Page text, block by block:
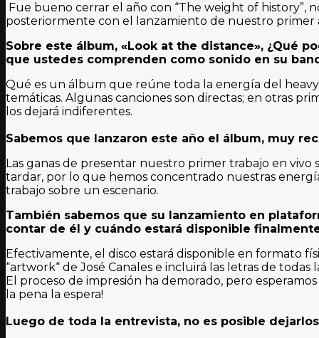
Fue bueno cerrar el año con “The weight of
posteriormente con el lanzamiento de nuestro
Sobre este álbum, «Look at the distance», ¿Qué
que ustedes comprenden como sonido en su
Qué es un álbum que reúne toda la energía del
temáticas. Algunas canciones son directas; en otras
los dejará indiferentes.
Sabemos que lanzaron este año el álbum, muy
Las ganas de presentar nuestro primer trabajo en vivo
tardar, por lo que hemos concentrado nuestras
trabajo sobre un escenario.
También sabemos que su lanzamiento en
contar de él y cuándo estará disponible
Efectivamente, el disco estará disponible en formato
“artwork“ de José Canales e incluirá las letras de todas
El proceso de impresión ha demorado, pero
la pena la espera!
Luego de toda la entrevista, no es posible